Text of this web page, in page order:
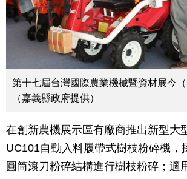
第十七屆台灣國際農業機械暨資材展今
（嘉義縣政府提供）
在創新農機展示區有廠商推出新型大
UC101自動入料履帶式樹枝粉碎機，
圓筒滾刀粉碎結構進行樹枝粉碎；適